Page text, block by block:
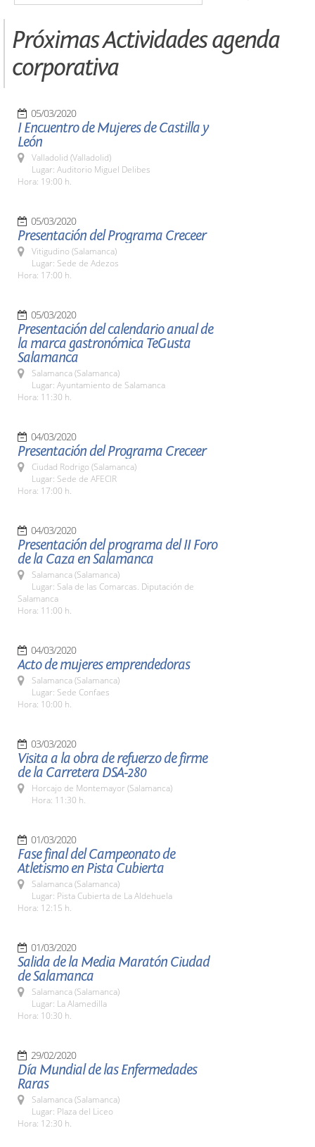
Próximas Actividades agenda
corporativa
05/03/2020
I Encuentro de Mujeres de Castilla y
León
Valladolid (Valladolid)
Lugar: Auditorio Miguel Delibes
Hora: 19:00 h.
05/03/2020
Presentación del Programa Creceer
Vitigudino (Salamanca)
Lugar: Sede de Adezos
Hora: 17:00 h.
05/03/2020
Presentación del calendario anual de
la marca gastronómica TeGusta
Salamanca
Salamanca (Salamanca)
Lugar: Ayuntamiento de Salamanca
Hora: 11:30 h.
04/03/2020
Presentación del Programa Creceer
Ciudad Rodrigo (Salamanca)
Lugar: Sede de AFECIR
Hora: 17:00 h.
04/03/2020
Presentación del programa del II Foro
de la Caza en Salamanca
Salamanca (Salamanca)
Lugar: Sala de las Comarcas. Diputación de
Salamanca
Hora: 11:00 h.
04/03/2020
Acto de mujeres emprendedoras
Salamanca (Salamanca)
Lugar: Sede Confaes
Hora: 10:00 h.
03/03/2020
Visita a la obra de refuerzo de firme
de la Carretera DSA-280
Horcajo de Montemayor (Salamanca)
Hora: 11:30 h.
01/03/2020
Fase final del Campeonato de
Atletismo en Pista Cubierta
Salamanca (Salamanca)
Lugar: Pista Cubierta de La Aldehuela
Hora: 12:15 h.
01/03/2020
Salida de la Media Maratón Ciudad
de Salamanca
Salamanca (Salamanca)
Lugar: La Alamedilla
Hora: 10:30 h.
29/02/2020
Día Mundial de las Enfermedades
Raras
Salamanca (Salamanca)
Lugar: Plaza del Liceo
Hora: 12:30 h.